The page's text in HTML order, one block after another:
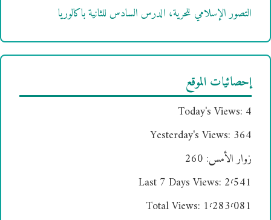
التصور الإسلامي للحرية، الدرس السادس للثانية باكالوريا
إحصائيات الموقع
Today's Views: 4
Yesterday's Views: 364
زوار الأمس: 260
Last 7 Days Views: 2٬541
Total Views: 1٬283٬081